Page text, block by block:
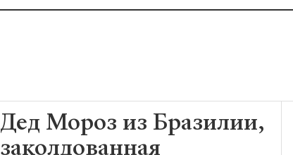
Дед Мороз из Бразилии,
заколдованная